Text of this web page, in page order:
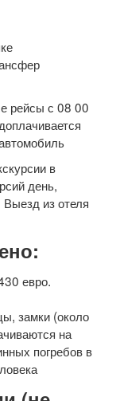
рейсы с 08 00
в
день,
из отеля
евро.
замки (около
на
погребов в